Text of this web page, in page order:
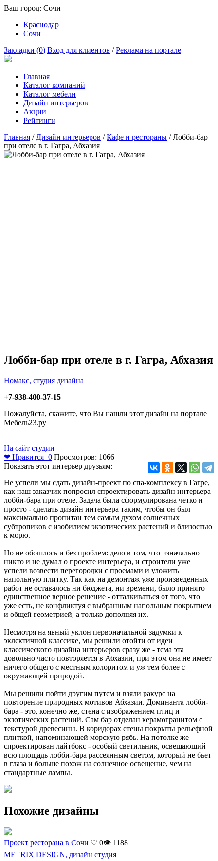
Ваш город: Сочи
Краснодар
Сочи
Закладки (0) Вход для клиентов /Реклама на портале
Главная
Каталог компаний
Каталог мебели
Дизайн интерьеров
Акции
Рейтинги
Главная / Дизайн интерьеров /Кафе и рестораны /Лобби-бар
при отеле в г. Гагра, Абхазия
Лобби-бар при отеле в г. Гагра, Абхазия
Номакс, студия дизайна
+7-938-400-37-15
Пожалуйста, скажите, что Вы нашли этот дизайн на портале
Мебель23.ру
На сайт студии
❤ Нравится+0 Просмотров: 1066
Показать этот интерьер друзьям:
Не успели мы сдать дизайн-проект по спа-комплексу в Гагре,
как наш заказчик попросил спроектировать дизайн интерьера
лобби-бара при отеле. Задача была сформулирована четко и
просто - сделать дизайн интерьера таким, чтобы он был
максимально пропитан тем самым духом солнечных
субтропиков с изобилием экзотических растений и близостью
к морю.
Но не обошлось и без проблем: дело в том, что изначально
никто и не думал о проекте интерьера, и строители уже
успели возвести перегородки с проемами и уложить
напольную плитку. Так как на демонтаж уже произведенных
работ не оставалось ни бюджета, ни времени, было принято
единственное верное решение - отталкиваться от того, что
уже есть, не конфликтуя с выбранным напольным покрытием
и общей геометрией, а только дополняя их.
Несмотря на явный уклон первоначальной задумки к
эклектичной классике, мы решили отойти от идеи
классического дизайна интерьеров сразу же - тема эта
довольно часто повторяется в Абхазии, при этом она не имеет
ничего общего с местным колоритом и уж тем более с
окружающей природой.
Мы решили пойти другим путем и взяли ракурс на
повторение природных мотивов Абхазии. Доминанта лобби-
бара - это, конечно же, стена с изображением птиц и
экзотических растений. Сам бар отделан керамогранитом с
текстурой древесины. В коридорах стены покрыты рельефной
плиткой, напоминающей морскую рябь. На потолке же
спроектирован лайтбокс - особый светильник, освещающий
всю площадь лобби-бара рассеянным светом, который не бьет
в глаза и больше похож на солнечное освещение, чем на
стандартные лампы.
Похожие дизайны
Проект ресторана в Сочи ♡ 0👁 1188
METRIX DESIGN, дизайн студия